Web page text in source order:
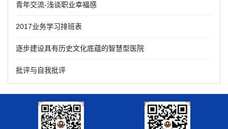
青年交流-浅谈职业幸福感
2017业务学习排班表
逐步建设具有历史文化底蕴的智慧型医院
批评与自我批评